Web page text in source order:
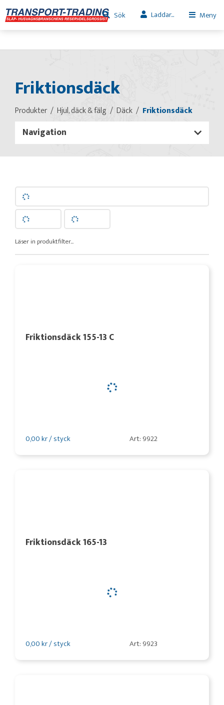
Sök Laddar... Meny
Friktionsdäck
Produkter Hjul, däck & fälg Däck Friktionsdäck
Navigation
Läser in produktfilter...
Friktionsdäck 155-13 C
0,00 kr / styck Art: 9922
Friktionsdäck 165-13
0,00 kr / styck Art: 9923